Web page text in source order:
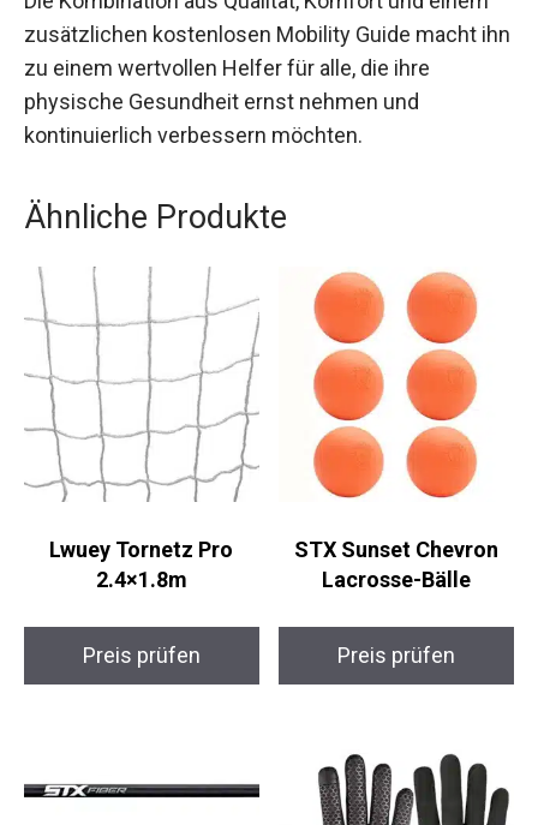
Die Kombination aus Qualität, Komfort und einem
zusätzlichen kostenlosen Mobility Guide macht
ihn zu einem wertvollen Helfer für alle, die ihre
physische Gesundheit ernst nehmen und
Ähnliche Produkte
Lwuey Tornetz Pro
STX Sunset Chevron